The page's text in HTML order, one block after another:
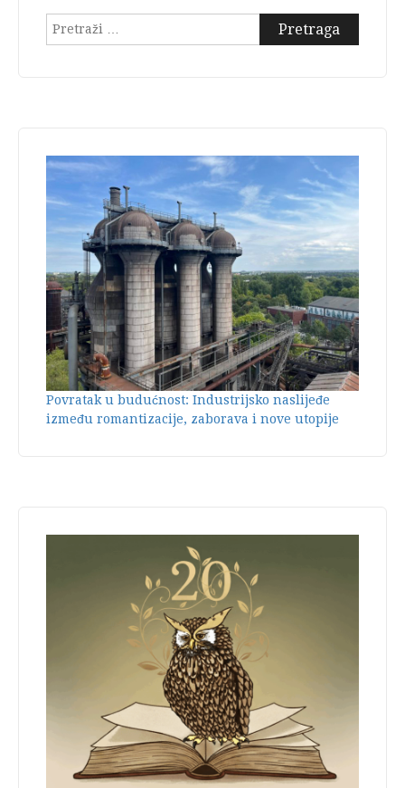
Pretraga:
Povratak u budućnost: Industrijsko naslijeđe
između romantizacije, zaborava i nove utopije